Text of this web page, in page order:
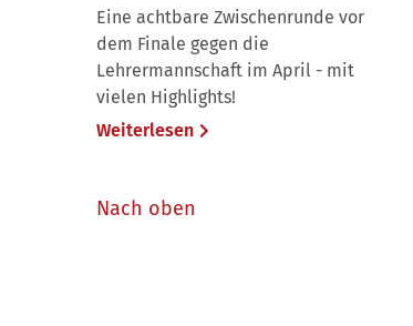
Eine achtbare Zwischenrunde vor
dem Finale gegen die
Lehrermannschaft im April - mit
vielen Highlights!
Weiterlesen
Nach oben